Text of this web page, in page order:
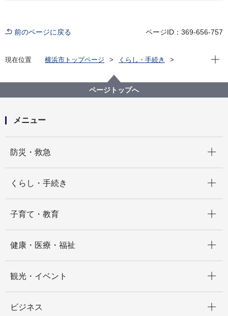
前のページに戻る ページID：369-656-757
現在位置 横浜市トップページ
くらし・手続き
環境アセスメント
横浜市環境影響評価制度の改正
横浜市環境影響評価条例の一部改正について（平成25
現在
ページトップへ
メニュー
防災・救急
くらし・手続き
子育て・教育
健康・医療・福祉
観光・イベント
ビジネス